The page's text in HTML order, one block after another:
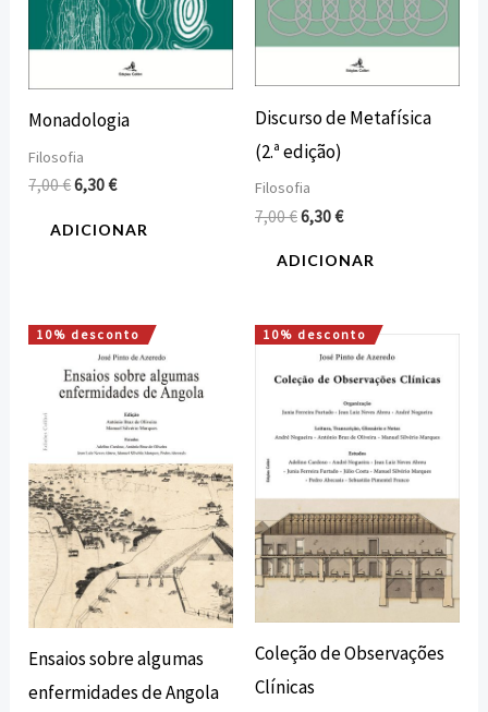
Monadologia
Filosofia
7,00€6,30€
ADICIONAR
Discurso de Metafísica
(2.ª edição)
Filosofia
7,00€6,30€
ADICIONAR
10% desconto
Ensaios sobre algumas
enfermidades de Angola
O
preço
original
era:
15,00 €.
O
preço
atual
é:
13,50 €.
10% desconto
Coleção de Observações
Clínicas
O
preço
original
18,00 €.
O
preço
atual
é:
16,20 €.